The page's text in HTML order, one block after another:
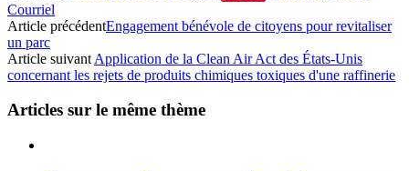
Courriel
Article précédentEngagement bénévole de citoyens pour revitaliser
un parc
Article suivant Application de la Clean Air Act des États-Unis
concernant les rejets de produits chimiques toxiques d'une raffinerie
Articles sur le même thème